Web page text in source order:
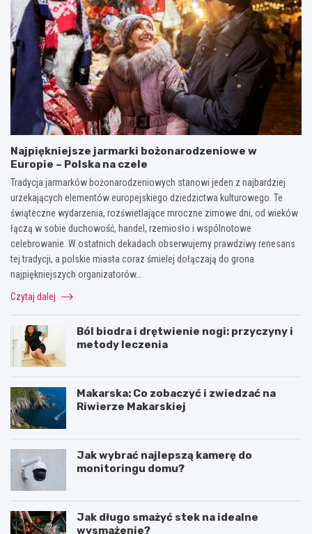
Najpiękniejsze jarmarki bożonarodzeniowe w
Europie – Polska na czele
Tradycja jarmarków bożonarodzeniowych stanowi jeden z najbardziej
urzekających elementów europejskiego dziedzictwa kulturowego. Te
świąteczne wydarzenia, rozświetlające mroczne zimowe dni, od wieków
łączą w sobie duchowość, handel, rzemiosło i wspólnotowe
celebrowanie. W ostatnich dekadach obserwujemy prawdziwy renesans
tej tradycji, a polskie miasta coraz śmielej dołączają do grona
najpiękniejszych organizatorów…
Czytaj dalej
Ból biodra i drętwienie nogi: przyczyny i
metody leczenia
Makarska: Co zobaczyć i zwiedzać na
Riwierze Makarskiej
Jak wybrać najlepszą kamerę do
monitoringu domu?
Jak długo smażyć stek na idealne
wysmażenie?